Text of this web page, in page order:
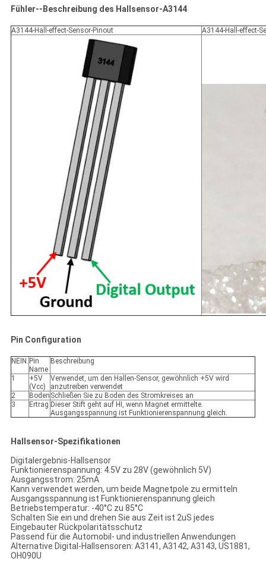
Fühler--Beschreibung des Hallsensor-A3144
A3144-Hall-effect-Sensor-Pinout A3144-Hall-effect-
Pin Configuration
NEIN. Pin
Name
Beschreibung
1
+5V
(Vcc)
Verwendet, um den Hallen-Sensor, gewöhnlich +5V wird
anzutreiben verwendet
2
Boden Schließen Sie zu Boden des Stromkreises an
3
Ertrag Dieser Stift geht auf HI, wenn Magnet ermittelte.
Ausgangsspannung ist Funktionierenspannung gleich.
Hallsensor-Spezifikationen
Digitalergebnis-Hallsensor
Funktionierenspannung: 4.5V zu 28V (gewöhnlich 5V)
Ausgangsstrom: 25mA
Kann verwendet werden, um beide Magnetpole zu ermitteln
Ausgangsspannung ist Funktionierenspannung gleich
Betriebstemperatur: -40°C zu 85°C
Schalten Sie ein und drehen Sie aus Zeit ist 2uS jedes
Eingebauter Rückpolaritätsschutz
Passend für die Automobil- und industriellen Anwendungen
Alternative Digital-Hallsensoren: A3141, A3142, A3143, US1881,
OH090U